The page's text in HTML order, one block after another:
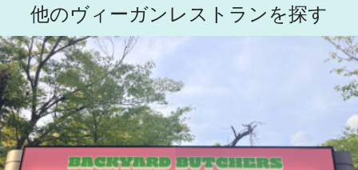
他のヴィーガンレストランを探す